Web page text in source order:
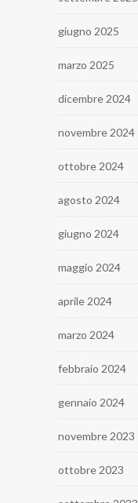
giugno 2025
marzo 2025
dicembre 2024
novembre 2024
ottobre 2024
agosto 2024
giugno 2024
maggio 2024
aprile 2024
marzo 2024
febbraio 2024
gennaio 2024
novembre 2023
ottobre 2023